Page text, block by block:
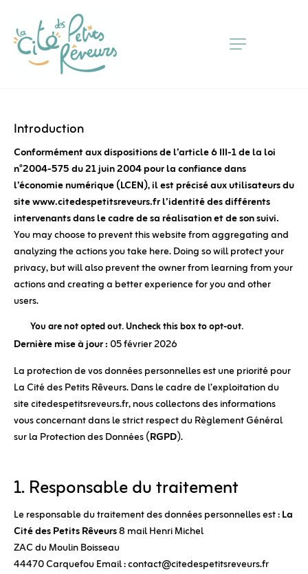
Content
Introduction
Conformément aux dispositions de l’article 6 III-1 de la loi
n°2004-575 du 21 juin 2004 pour la confiance dans
l’économie numérique (LCEN), il est précisé aux utilisateurs du
sitewww.citedespetitsreveurs.frl’identité des différents
intervenants dans le cadre de sa réalisation et de son suivi.
You may choose to prevent this website from aggregating and
analyzing the actions you take here. Doing so will protect your
privacy, but will also prevent the owner from learning from your
actions and creating a better experience for you and other
users.
You are not opted out. Uncheck this box to opt-out.
Dernière mise à jour : 05 février 2026
La protection de vos données personnelles est une priorité pour
La Cité des Petits Rêveurs. Dans le cadre de l’exploitation du
site citedespetitsreveurs.fr, nous collectons des informations
vous concernant dans le strict respect du Règlement Général
sur la Protection des Données (RGPD).
1. Responsable du traitement
Le responsable du traitement des données personnelles est :La
Cité des Petits Rêveurs8 mail Henri Michel
ZAC du Moulin Boisseau
44470 Carquefou Email : contact@citedespetitsreveurs.fr